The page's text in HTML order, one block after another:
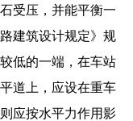
受压，并能平衡一
建筑设计规定》规
低的一端，在车站
道上，应设在重车
应按水平力作用影